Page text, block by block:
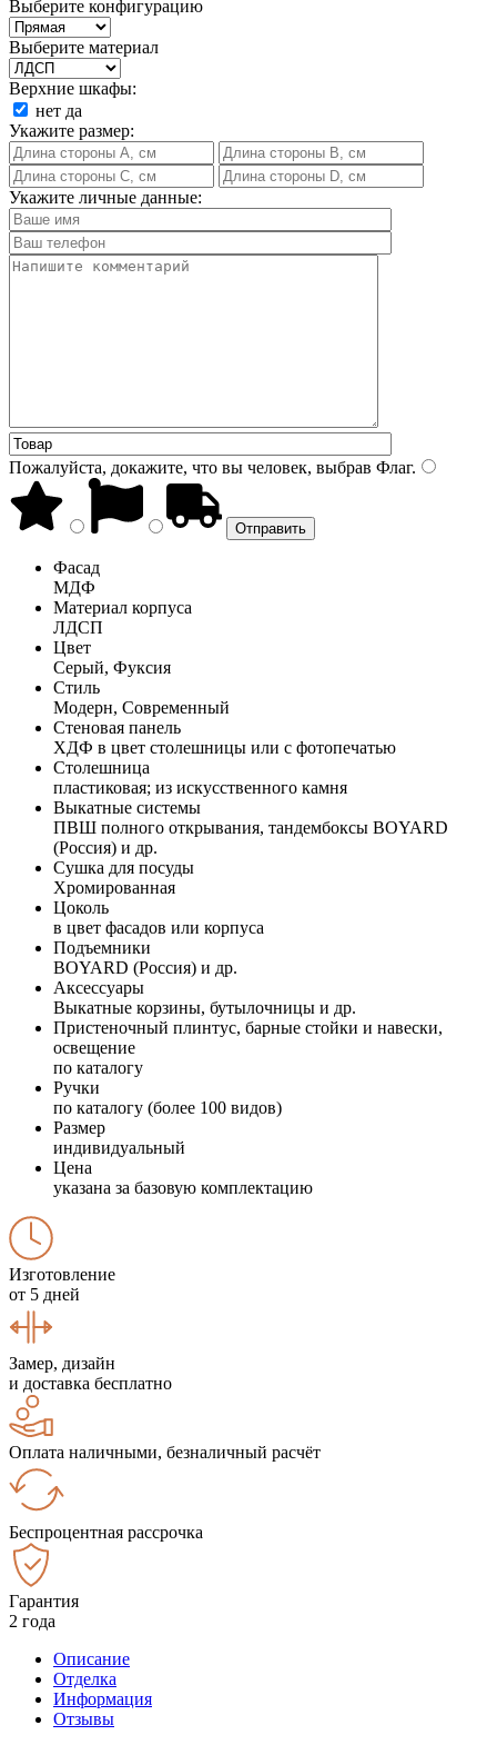
Выберите конфигурацию
Выберите материал
Верхние шкафы:
нет да
Укажите размер:
Укажите личные данные:
Пожалуйста, докажите, что вы человек, выбрав Флаг.
Фасад
МДФ
Материал корпуса
ЛДСП
Цвет
Серый, Фуксия
Стиль
Модерн, Современный
Стеновая панель
ХДФ в цвет столешницы или с фотопечатью
Столешница
пластиковая; из искусственного камня
Выкатные системы
ПВШ полного открывания, тандембоксы BOYARD
(Россия) и др.
Сушка для посуды
Хромированная
Цоколь
в цвет фасадов или корпуса
Подъемники
BOYARD (Россия) и др.
Аксессуары
Выкатные корзины, бутылочницы и др.
Пристеночный плинтус, барные стойки и навески,
освещение
по каталогу
Ручки
по каталогу (более 100 видов)
Размер
индивидуальный
Цена
указана за базовую комплектацию
Изготовление
от 5 дней
Замер, дизайн
и доставка бесплатно
Оплата наличными, безналичный расчёт
Беспроцентная рассрочка
Гарантия
2 года
Описание
Отделка
Информация
Отзывы